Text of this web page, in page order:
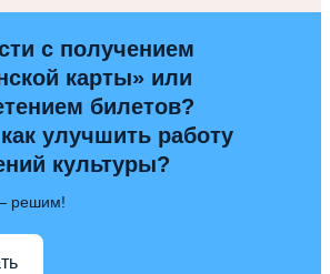
с получением
карты» или
билетов?
улучшить работу
культуры?
решим!